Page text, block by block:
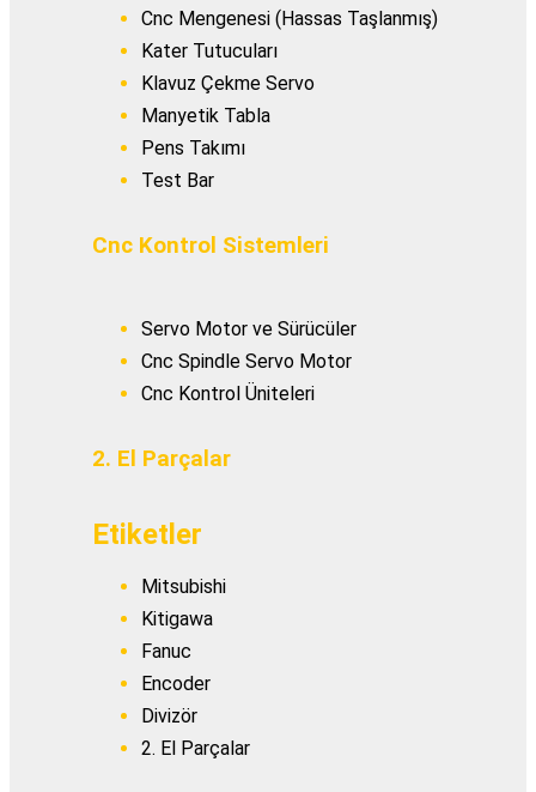
Cnc Mengenesi (Hassas Taşlanmış)
Kater Tutucuları
Klavuz Çekme Servo
Manyetik Tabla
Pens Takımı
Test Bar
Cnc Kontrol Sistemleri
Servo Motor ve Sürücüler
Cnc Spindle Servo Motor
Cnc Kontrol Üniteleri
2. El Parçalar
Etiketler
Mitsubishi
Kitigawa
Fanuc
Encoder
Divizör
2. El Parçalar